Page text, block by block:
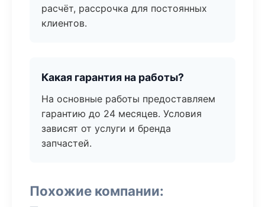
расчёт, рассрочка для постоянных
клиентов.
Какая гарантия на работы?
На основные работы предоставляем
гарантию до 24 месяцев. Условия
зависят от услуги и бренда
запчастей.
Похожие компании: